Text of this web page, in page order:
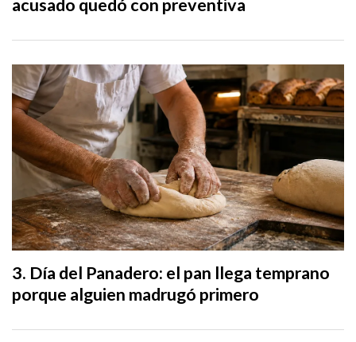
acusado quedó con preventiva
Día del Panadero: el pan llega temprano
porque alguien madrugó primero